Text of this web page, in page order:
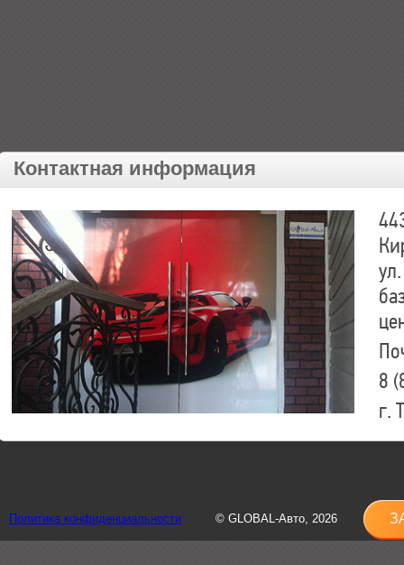
Контактная информация
8
г.
8
Политика конфиденциальности © GLOBAL-Авто, 2026